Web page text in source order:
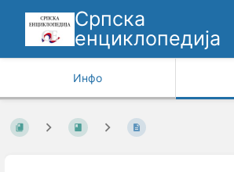
Српска
енциклопедија
Инфо